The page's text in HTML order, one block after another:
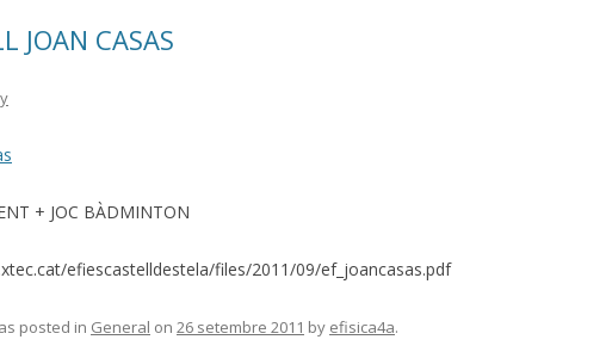
JOAN CASAS
+ JOC BÀDMINTON
efiescastelldestela/files/2011/09/ef_joancasas.pdf
posted in General on 26 setembre 2011 by efisica4a.